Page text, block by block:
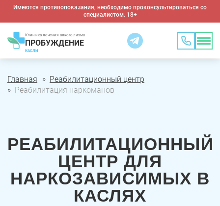
Имеются противопоказания, необходимо проконсультироваться со
специалистом. 18+
Клиника лечения алкоголизма
ПРОБУЖДЕНИЕ
КАСЛИ
Главная
Реабилитационный центр
Реабилитация наркоманов
РЕАБИЛИТАЦИОННЫЙ
ЦЕНТР ДЛЯ
НАРКОЗАВИСИМЫХ В
КАСЛЯХ